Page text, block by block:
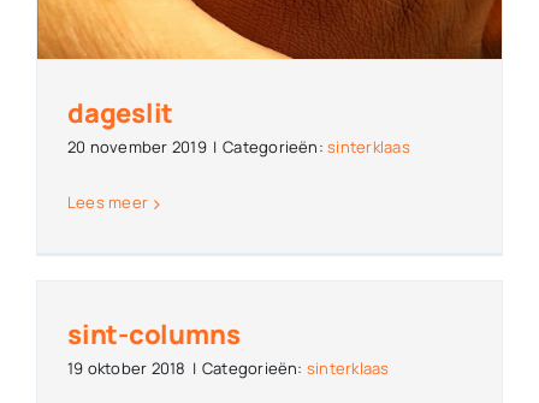
dageslit
20 november 2019 | Categorieën:sinterklaas
Lees meer
sint-columns
19 oktober 2018 | Categorieën: sinterklaas